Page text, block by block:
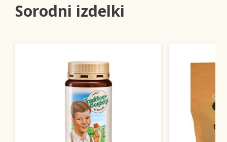
Sorodni izdelki